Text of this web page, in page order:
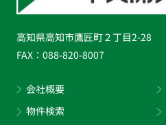
高知県高知市鷹匠町２丁目2-28
FAX： 088-820-8007
会社概要
物件検索